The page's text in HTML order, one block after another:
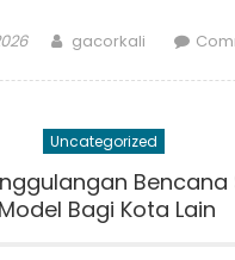
Author
gacorkali
Uncategorized
Bencana
Model Bagi Kota Lain